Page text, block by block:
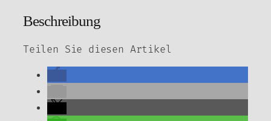
Beschreibung
Teilen Sie diesen Artikel